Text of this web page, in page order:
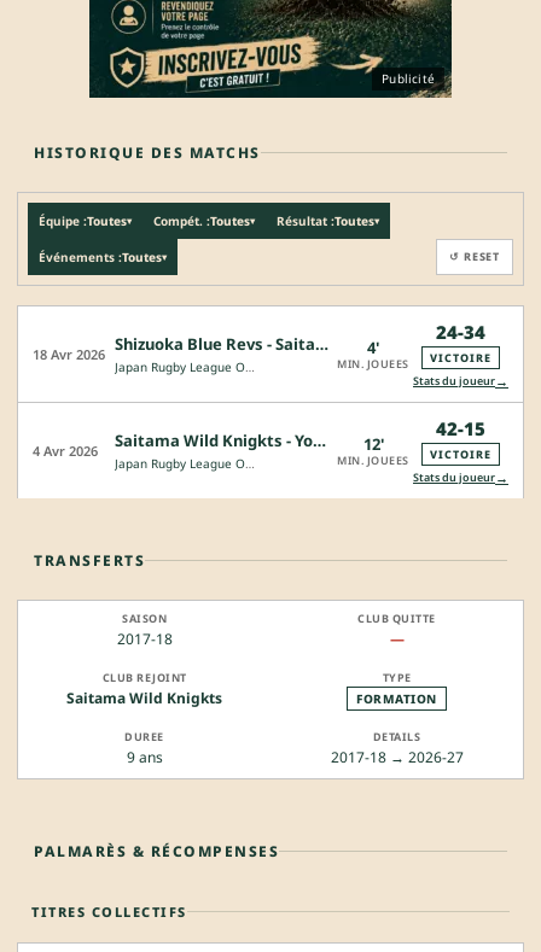
Publicité
HISTORIQUE DES MATCHS
Équipe :Toutes▾ Compét. :Toutes▾ Résultat :Toutes▾
Événements :Toutes▾ ↺ RESET
18 Avr 2026 Shizuoka Blue Revs - Saitama Wild Knigkts
Japan Rugby League One - Division 1
4'
MIN. JOUEES
24-34
VICTOIRE
Stats du joueur→
4 Avr 2026 Saitama Wild Knigkts - Yokohama Canon Eagles
Japan Rugby League One - Division 1
12'
MIN. JOUEES
42-15
VICTOIRE
Stats du joueur→
TRANSFERTS
2017-18 —
Saitama Wild Knigkts FORMATION
9 ans 2017-18 → 2026-27
PALMARÈS & RÉCOMPENSES
TITRES COLLECTIFS